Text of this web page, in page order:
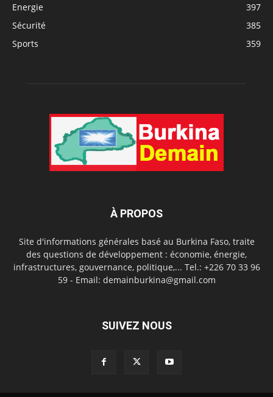
Energie
397
Sécurité
385
Sports
359
À PROPOS
Site d'informations générales basé au Burkina Faso, traite
des questions de développement : économie, énergie,
infrastructures, gouvernance, politique,... Tel.: +226 70 33 96
59 - Email: demainburkina@gmail.com
SUIVEZ NOUS